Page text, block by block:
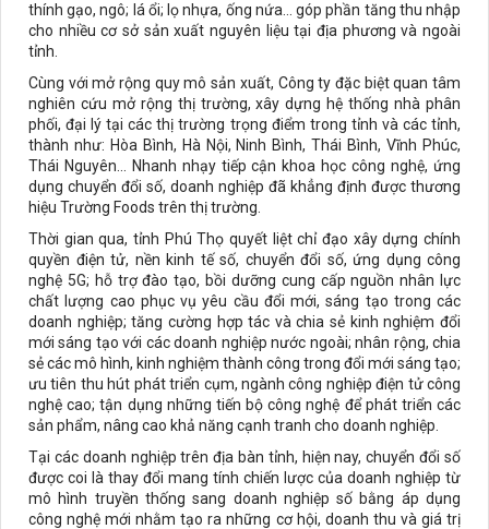
thính gạo, ngô; lá ổi; lọ nhựa, ống nứa... góp phần tăng thu nhập
cho nhiều cơ sở sản xuất nguyên liệu tại địa phương và ngoài
tỉnh.
Cùng với mở rộng quy mô sản xuất, Công ty đặc biệt quan tâm
nghiên cứu mở rộng thị trường, xây dựng hệ thống nhà phân
phối, đại lý tại các thị trường trọng điểm trong tỉnh và các tỉnh,
thành như: Hòa Bình, Hà Nội, Ninh Bình, Thái Bình, Vĩnh Phúc,
Thái Nguyên... Nhanh nhạy tiếp cận khoa học công nghệ, ứng
dụng chuyển đổi số, doanh nghiệp đã khẳng định được thương
hiệu Trường Foods trên thị trường.
Thời gian qua, tỉnh Phú Thọ quyết liệt chỉ đạo xây dựng chính
quyền điện tử, nền kinh tế số, chuyển đổi số, ứng dụng công
nghệ 5G; hỗ trợ đào tạo, bồi dưỡng cung cấp nguồn nhân lực
chất lượng cao phục vụ yêu cầu đổi mới, sáng tạo trong các
doanh nghiệp; tăng cường hợp tác và chia sẻ kinh nghiệm đổi
mới sáng tạo với các doanh nghiệp nước ngoài; nhân rộng, chia
sẻ các mô hình, kinh nghiệm thành công trong đổi mới sáng tạo;
ưu tiên thu hút phát triển cụm, ngành công nghiệp điện tử công
nghệ cao; tận dụng những tiến bộ công nghệ để phát triển các
sản phẩm, nâng cao khả năng cạnh tranh cho doanh nghiệp.
Tại các doanh nghiệp trên địa bàn tỉnh, hiện nay, chuyển đổi số
được coi là thay đổi mang tính chiến lược của doanh nghiệp từ
mô hình truyền thống sang doanh nghiệp số bằng áp dụng
công nghệ mới nhằm tạo ra những cơ hội, doanh thu và giá trị